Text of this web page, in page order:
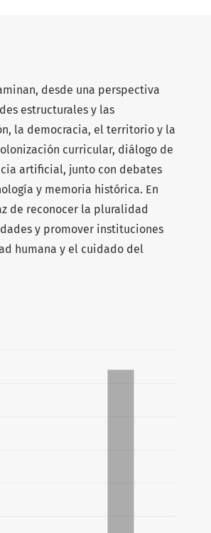
desde una perspectiva
estructurales y las
la democracia, el territorio y la
curricular, diálogo de
artificial, junto con debates
y memoria histórica. En
de reconocer la pluralidad
y promover instituciones
humana y el cuidado del